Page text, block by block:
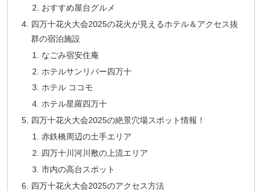
おすすめ屋台グルメ
四万十花火大会2025の花火が見えるホテル＆アクセス抜
群の宿泊施設
なごみ宿安住庵
ホテルサンリバー四万十
ホテル ココモ
ホテル星羅四万十
四万十花火大会2025の絶景穴場スポット情報！
赤鉄橋周辺の土手エリア
四万十川河川敷の上流エリア
市内の高台スポット
四万十花火大会2025のアクセス方法